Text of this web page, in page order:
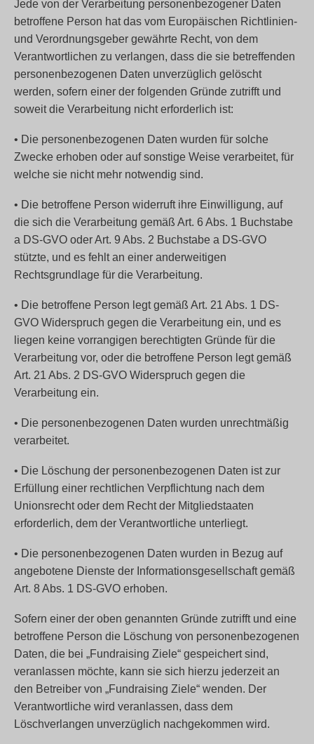
Jede von der Verarbeitung personenbezogener Daten
betroffene Person hat das vom Europäischen Richtlinien-
und Verordnungsgeber gewährte Recht, von dem
Verantwortlichen zu verlangen, dass die sie betreffenden
personenbezogenen Daten unverzüglich gelöscht
werden, sofern einer der folgenden Gründe zutrifft und
soweit die Verarbeitung nicht erforderlich ist:
• Die personenbezogenen Daten wurden für solche
Zwecke erhoben oder auf sonstige Weise verarbeitet, für
welche sie nicht mehr notwendig sind.
• Die betroffene Person widerruft ihre Einwilligung, auf
die sich die Verarbeitung gemäß Art. 6 Abs. 1 Buchstabe
a DS-GVO oder Art. 9 Abs. 2 Buchstabe a DS-GVO
stützte, und es fehlt an einer anderweitigen
Rechtsgrundlage für die Verarbeitung.
• Die betroffene Person legt gemäß Art. 21 Abs. 1 DS-
GVO Widerspruch gegen die Verarbeitung ein, und es
liegen keine vorrangigen berechtigten Gründe für die
Verarbeitung vor, oder die betroffene Person legt gemäß
Art. 21 Abs. 2 DS-GVO Widerspruch gegen die
Verarbeitung ein.
• Die personenbezogenen Daten wurden unrechtmäßig
verarbeitet.
• Die Löschung der personenbezogenen Daten ist zur
Erfüllung einer rechtlichen Verpflichtung nach dem
Unionsrecht oder dem Recht der Mitgliedstaaten
erforderlich, dem der Verantwortliche unterliegt.
• Die personenbezogenen Daten wurden in Bezug auf
angebotene Dienste der Informationsgesellschaft gemäß
Art. 8 Abs. 1 DS-GVO erhoben.
Sofern einer der oben genannten Gründe zutrifft und eine
betroffene Person die Löschung von personenbezogenen
Daten, die bei „Fundraising Ziele“ gespeichert sind,
veranlassen möchte, kann sie sich hierzu jederzeit an
den Betreiber von „Fundraising Ziele“ wenden. Der
Verantwortliche wird veranlassen, dass dem
Löschverlangen unverzüglich nachgekommen wird.